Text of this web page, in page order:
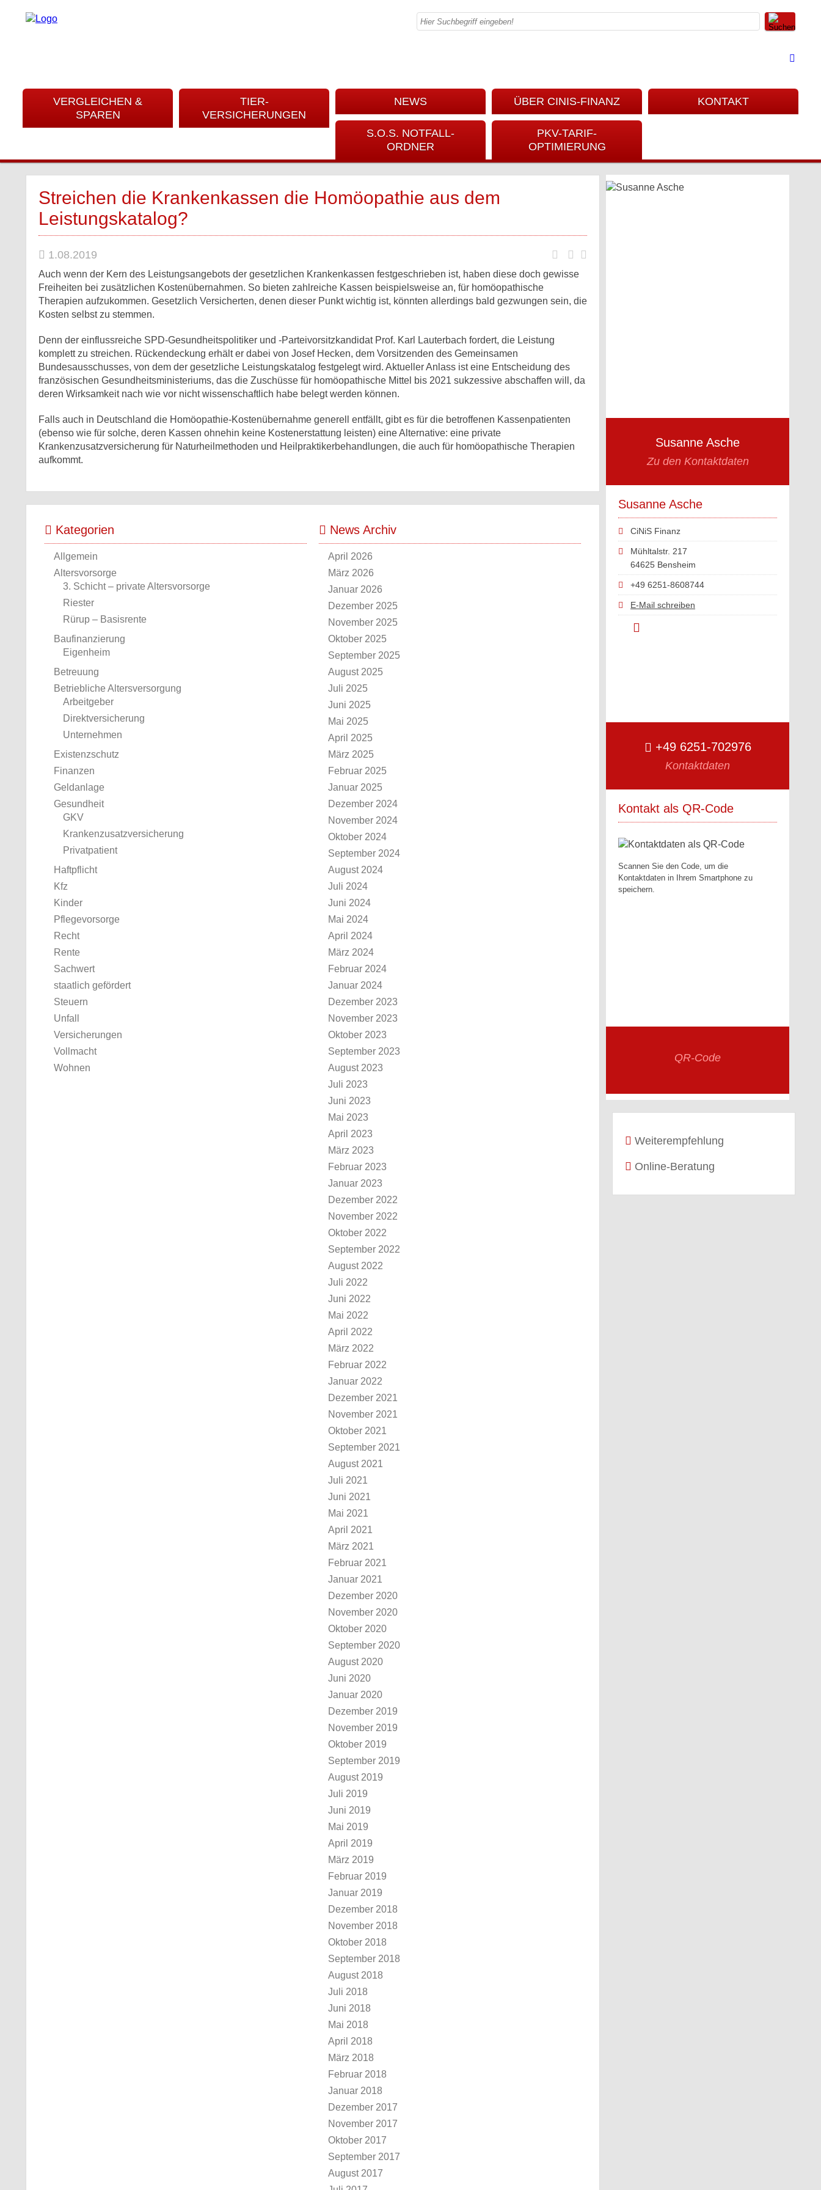
VERGLEICHEN &
SPAREN
TIER-
VERSICHERUNGEN
NEWS ÜBER CINIS-FINANZ KONTAKT
S.O.S. NOTFALL-
ORDNER
PKV-TARIF-
OPTIMIERUNG
Susanne Asche
Zu den Kontaktdaten
Susanne Asche
CiNiS Finanz
Mühltalstr. 217
64625 Bensheim
+49 6251-8608744
E-Mail schreiben
+49 6251-702976
Kontaktdaten
Kontakt als QR-Code
Scannen Sie den Code, um die
Kontaktdaten in Ihrem Smartphone zu
speichern.
QR-Code
Weiterempfehlung
Online-Beratung
Streichen die Krankenkassen die Homöopathie aus dem
Leistungskatalog?
1.08.2019
Auch wenn der Kern des Leistungsangebots der gesetzlichen Krankenkassen festgeschrieben ist, haben diese doch gewisse
Freiheiten bei zusätzlichen Kostenübernahmen. So bieten zahlreiche Kassen beispielsweise an, für homöopathische
Therapien aufzukommen. Gesetzlich Versicherten, denen dieser Punkt wichtig ist, könnten allerdings bald gezwungen sein, die
Kosten selbst zu stemmen.
Denn der einflussreiche SPD-Gesundheitspolitiker und -Parteivorsitzkandidat Prof. Karl Lauterbach fordert, die Leistung
komplett zu streichen. Rückendeckung erhält er dabei von Josef Hecken, dem Vorsitzenden des Gemeinsamen
Bundesausschusses, von dem der gesetzliche Leistungskatalog festgelegt wird. Aktueller Anlass ist eine Entscheidung des
französischen Gesundheitsministeriums, das die Zuschüsse für homöopathische Mittel bis 2021 sukzessive abschaffen will, da
deren Wirksamkeit nach wie vor nicht wissenschaftlich habe belegt werden können.
Falls auch in Deutschland die Homöopathie-Kostenübernahme generell entfällt, gibt es für die betroffenen Kassenpatienten
(ebenso wie für solche, deren Kassen ohnehin keine Kostenerstattung leisten) eine Alternative: eine private
Krankenzusatzversicherung für Naturheilmethoden und Heilpraktikerbehandlungen, die auch für homöopathische Therapien
aufkommt.
Kategorien
Allgemein
Altersvorsorge
3. Schicht – private Altersvorsorge
Riester
Rürup – Basisrente
Baufinanzierung
Eigenheim
Betreuung
Betriebliche Altersversorgung
Arbeitgeber
Direktversicherung
Unternehmen
Existenzschutz
Finanzen
Geldanlage
Gesundheit
GKV
Krankenzusatzversicherung
Privatpatient
Haftpflicht
Kfz
Kinder
Pflegevorsorge
Recht
Rente
Sachwert
staatlich gefördert
Steuern
Unfall
Versicherungen
Vollmacht
Wohnen
News Archiv
April 2026
März 2026
Januar 2026
Dezember 2025
November 2025
Oktober 2025
September 2025
August 2025
Juli 2025
Juni 2025
Mai 2025
April 2025
März 2025
Februar 2025
Januar 2025
Dezember 2024
November 2024
Oktober 2024
September 2024
August 2024
Juli 2024
Juni 2024
Mai 2024
April 2024
März 2024
Februar 2024
Januar 2024
Dezember 2023
November 2023
Oktober 2023
September 2023
August 2023
Juli 2023
Juni 2023
Mai 2023
April 2023
März 2023
Februar 2023
Januar 2023
Dezember 2022
November 2022
Oktober 2022
September 2022
August 2022
Juli 2022
Juni 2022
Mai 2022
April 2022
März 2022
Februar 2022
Januar 2022
Dezember 2021
November 2021
Oktober 2021
September 2021
August 2021
Juli 2021
Juni 2021
Mai 2021
April 2021
März 2021
Februar 2021
Januar 2021
Dezember 2020
November 2020
Oktober 2020
September 2020
August 2020
Juni 2020
Januar 2020
Dezember 2019
November 2019
Oktober 2019
September 2019
August 2019
Juli 2019
Juni 2019
Mai 2019
April 2019
März 2019
Februar 2019
Januar 2019
Dezember 2018
November 2018
Oktober 2018
September 2018
August 2018
Juli 2018
Juni 2018
Mai 2018
April 2018
März 2018
Februar 2018
Januar 2018
Dezember 2017
November 2017
Oktober 2017
September 2017
August 2017